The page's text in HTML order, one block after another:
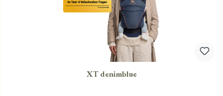
XT denimblue